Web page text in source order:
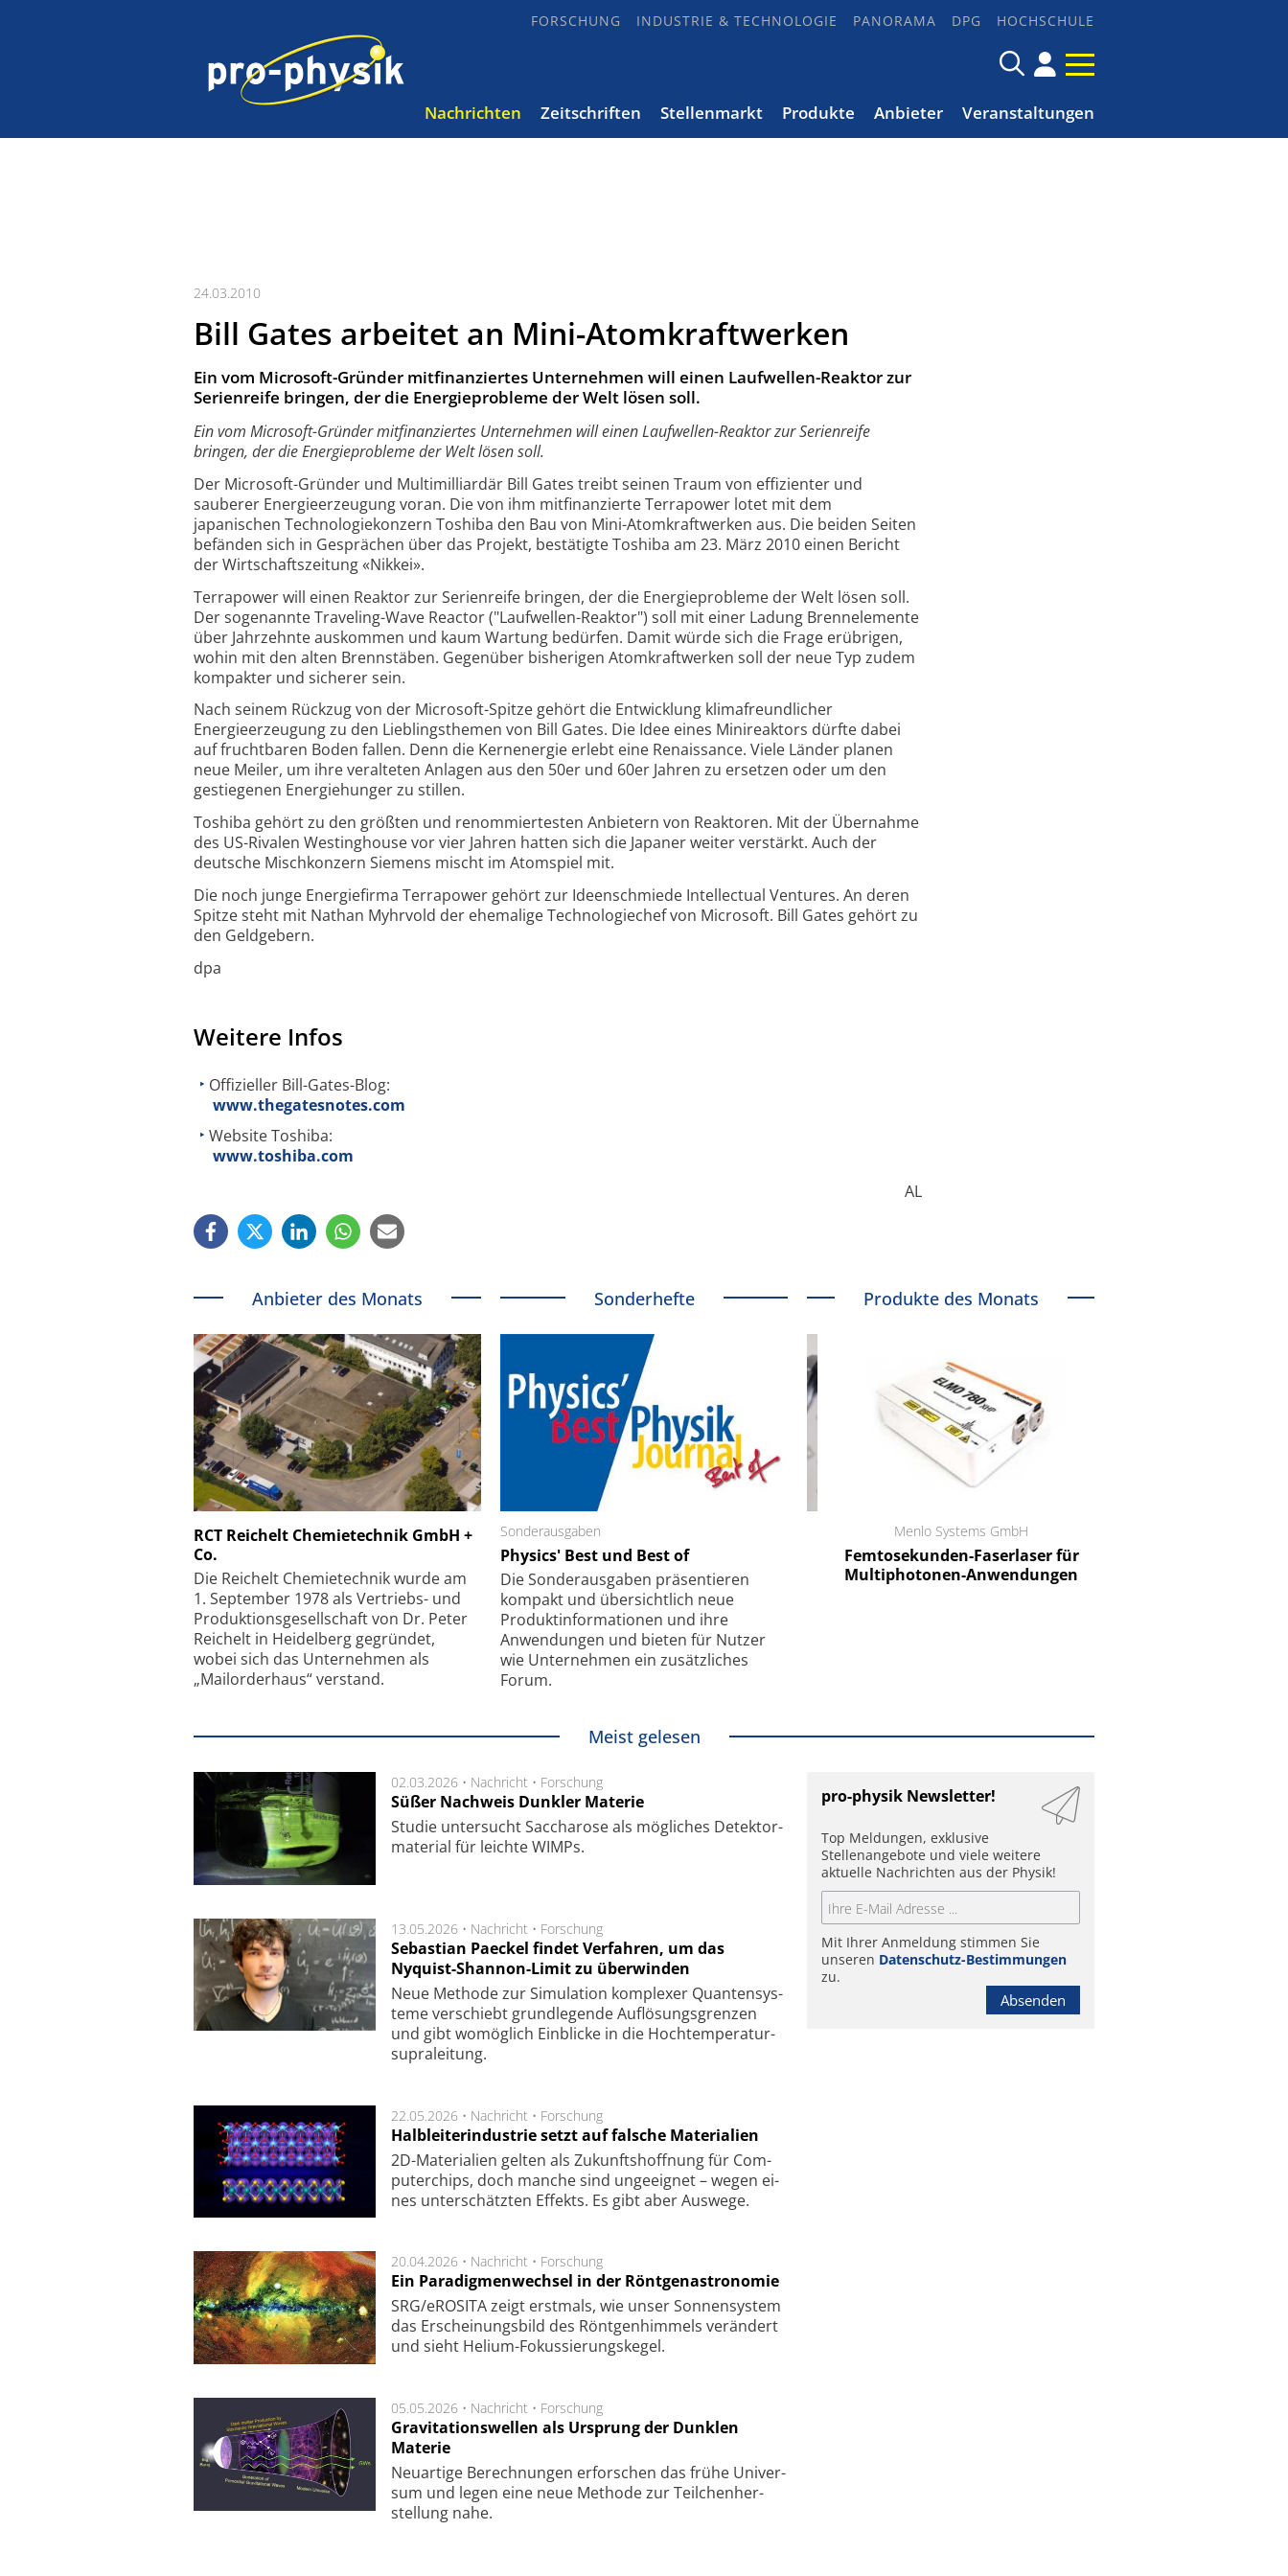
FORSCHUNG INDUSTRIE & TECHNOLOGIE PANORAMA DPG HOCHSCHULE
Nachrichten Zeitschriften Stellenmarkt Produkte Anbieter Veranstaltungen
24.03.2010
Bill Gates arbeitet an Mini-Atomkraftwerken
Ein vom Microsoft-Gründer mitfinanziertes Unternehmen will einen Laufwellen-Reaktor zur
Serienreife bringen, der die Energieprobleme der Welt lösen soll.
Ein vom Microsoft-Gründer mitfinanziertes Unternehmen will einen Laufwellen-Reaktor zur Serienreife
bringen, der die Energieprobleme der Welt lösen soll.
Der Microsoft-Gründer und Multimilliardär Bill Gates treibt seinen Traum von effizienter und
sauberer Energieerzeugung voran. Die von ihm mitfinanzierte Terrapower lotet mit dem
japanischen Technologiekonzern Toshiba den Bau von Mini-Atomkraftwerken aus. Die beiden Seiten
befänden sich in Gesprächen über das Projekt, bestätigte Toshiba am 23. März 2010 einen Bericht
der Wirtschaftszeitung «Nikkei».
Terrapower will einen Reaktor zur Serienreife bringen, der die Energieprobleme der Welt lösen soll.
Der sogenannte Traveling-Wave Reactor ("Laufwellen-Reaktor") soll mit einer Ladung Brennelemente
über Jahrzehnte auskommen und kaum Wartung bedürfen. Damit würde sich die Frage erübrigen,
wohin mit den alten Brennstäben. Gegenüber bisherigen Atomkraftwerken soll der neue Typ zudem
kompakter und sicherer sein.
Nach seinem Rückzug von der Microsoft-Spitze gehört die Entwicklung klimafreundlicher
Energieerzeugung zu den Lieblingsthemen von Bill Gates. Die Idee eines Minireaktors dürfte dabei
auf fruchtbaren Boden fallen. Denn die Kernenergie erlebt eine Renaissance. Viele Länder planen
neue Meiler, um ihre veralteten Anlagen aus den 50er und 60er Jahren zu ersetzen oder um den
gestiegenen Energiehunger zu stillen.
Toshiba gehört zu den größten und renommiertesten Anbietern von Reaktoren. Mit der Übernahme
des US-Rivalen Westinghouse vor vier Jahren hatten sich die Japaner weiter verstärkt. Auch der
deutsche Mischkonzern Siemens mischt im Atomspiel mit.
Die noch junge Energiefirma Terrapower gehört zur Ideenschmiede Intellectual Ventures. An deren
Spitze steht mit Nathan Myhrvold der ehemalige Technologiechef von Microsoft. Bill Gates gehört zu
den Geldgebern.
dpa
Weitere Infos
Offizieller Bill-Gates-Blog:
www.thegatesnotes.com
Website Toshiba:
www.toshiba.com
AL
Anbieter des Monats
RCT Reichelt Chemietechnik GmbH +
Co.
Die Reichelt Chemietechnik wurde am
1. September 1978 als Vertriebs- und
Produktionsgesellschaft von Dr. Peter
Reichelt in Heidelberg gegründet,
wobei sich das Unternehmen als
„Mailorderhaus“ verstand.
Sonderhefte
Sonderausgaben
Physics' Best und Best of
Die Sonder­ausgaben präsentieren
kompakt und übersichtlich neue
Produkt­informationen und ihre
Anwendungen und bieten für Nutzer
wie Unternehmen ein zusätzliches
Forum.
Produkte des Monats
Schäfter + Kirchhoff GmbH
Feinfokussierungsmechanismus
Elektronenmikroskopie auf
kleinstem Raum
Menlo Systems GmbH
Femtosekunden-Faserlaser für
Multiphotonen-Anwendungen
Meist gelesen
02.03.2026 • Nachricht • Forschung
Süßer Nachweis Dunkler Materie
Studie unter­sucht Saccha­ro­se als mög­li­ches De­tek­tor­
ma­te­rial für leich­te WIMPs.
13.05.2026 • Nachricht • Forschung
Sebastian Paeckel findet Verfahren, um das
Nyquist-Shannon-Limit zu überwinden
Neue Methode zur Simu­la­tion kom­ple­xer Quan­ten­sys­
te­me ver­schiebt grund­le­gen­de Auf­lösungs­gren­zen
und gibt wo­mög­lich Ein­blicke in die Hoch­tempe­ra­tur­
supra­lei­tung.
22.05.2026 • Nachricht • Forschung
Halbleiterindustrie setzt auf falsche Materialien
2D-Mate­ri­a­li­en gel­ten als Zu­kunfts­hoff­nung für Com­
pu­ter­chips, doch man­che sind un­ge­eig­net – we­gen ei­
nes un­ter­schätz­ten Ef­fekts. Es gibt aber Aus­we­ge.
20.04.2026 • Nachricht • Forschung
Ein Paradigmenwechsel in der Röntgenastronomie
SRG/eROSITA zeigt erst­mals, wie unser Son­nen­sys­tem
das Er­schei­nungs­bild des Rönt­gen­him­mels ver­än­dert
und sieht Helium-Fokus­sie­rungs­ke­gel.
05.05.2026 • Nachricht • Forschung
Gravitationswellen als Ursprung der Dunklen
Materie
Neu­artige Be­rech­nung­en er­for­schen das frü­he Uni­ver­
sum und legen eine neue Me­tho­de zur Teil­chen­her­
stel­lung nahe.
pro-physik Newsletter!
Top Meldungen, exklusive
Stellenangebote und viele weitere
aktuelle Nachrichten aus der Physik!
Mit Ihrer Anmeldung stimmen Sie
unseren Datenschutz-Bestimmungen
zu.
Absenden